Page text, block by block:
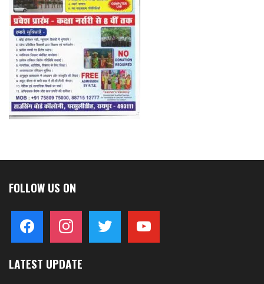
FOLLOW US ON
facebook instagram twitter youtube
LATEST UPDATE